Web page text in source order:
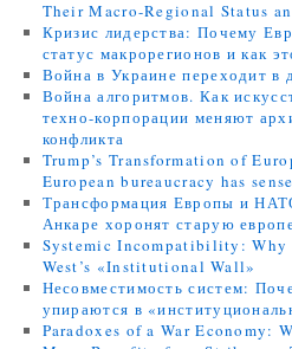
Their Macro-Regional Status
Кризис лидерства: Почему
статус макрорегионов и как
Война в Украине переходит в
Война алгоритмов. Как
техно-корпорации меняют
конфликта
Trump’s Transformation of
European bureaucracy has
Трансформация Европы и
Анкаре хоронят старую
Systemic Incompatibility: Why
West’s «Institutional Wall»
Несовместимость систем:
упираются в
Paradoxes of a War Economy: